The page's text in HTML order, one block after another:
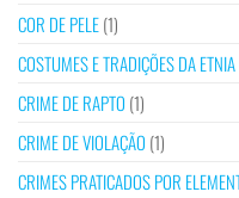
COR DE PELE(1)
COSTUMES E TRADIÇÕES DA
CRIME DE RAPTO (1)
CRIME DE VIOLAÇÃO (1)
CRIMES PRATICADOS POR